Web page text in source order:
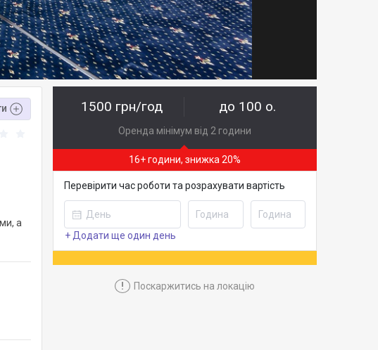
а
1500 грн/год до 100 о.
Оренда мінімум від 2 години
16+ години, знижка 20%
Перевірити час роботи та розрахувати вартість
+ Додати ще один день
! Поскаржитись на локацію